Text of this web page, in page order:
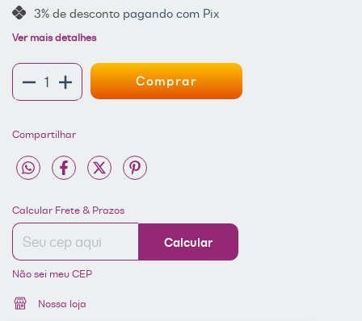
3% de descontopagando com Pix
Ver mais detalhes
Compartilhar
Entregas para o CEP:
Calcular Frete & Prazos
Calcular
Não sei meu CEP
Nossa loja